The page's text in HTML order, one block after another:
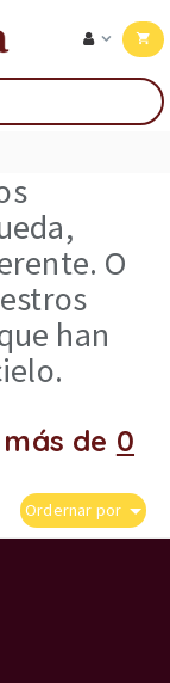
O
han
de 0
Ordernar por